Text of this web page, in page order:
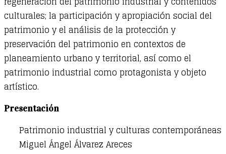
culturales; la participación y apropiación social del
patrimonio y el análisis de la protección y
preservación del patrimonio en contextos de
planeamiento urbano y territorial, así como el
patrimonio industrial como protagonista y objeto
artístico.
Presentación
Patrimonio industrial y culturas contemporáneas
Miguel Ángel Álvarez Areces